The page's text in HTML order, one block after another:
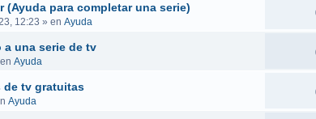
para completar una serie)
12:23 » en Ayuda
a una serie de tv
Ayuda
de tv gratuitas
Ayuda